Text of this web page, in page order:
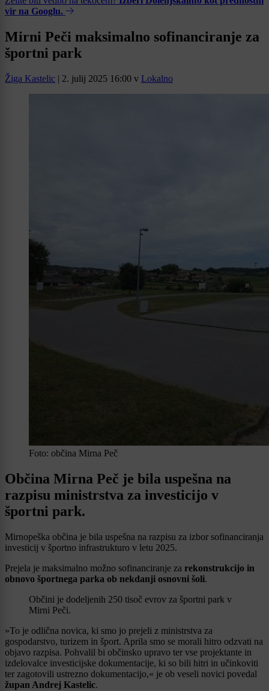
vir na Googlu.
Mirni Peči maksimalno sofinanciranje za
športni park
Žiga Kastelic | 2. julij 2025 16:00 v Lokalno
Foto: občina Mirna Peč
Občina Mirna Peč je bila uspešna na
razpisu ministrstva za investicijo v
športni park.
Mirnopeška občina je bila uspešna na razpisu za izbor sofinanciranja
investicij v športno infrastrukturo v letu 2025.
Prejela je maksimalno možno sofinanciranje za rekonstrukcijo in
obnovo športnega parka ob nekdanji osnovni šoli.
Občini je dodeljenih 250 tisoč evrov za športni park v
Mirni Peči.
»To je odlična novica, ki smo jo prejeli z ministrstva za
gospodarstvo, turizem in šport. Aprila smo se morali hitro odzvati na
objavo razpisa. Pohvalil bi občinsko upravo ter vse projektante in
izdelovalce investicijske dokumentacije, ki so bili hitri in učinkoviti
ter zagotovili ustrezno dokumentacijo,« je ob veseli novici povedal
župan Andrej Kastelic.